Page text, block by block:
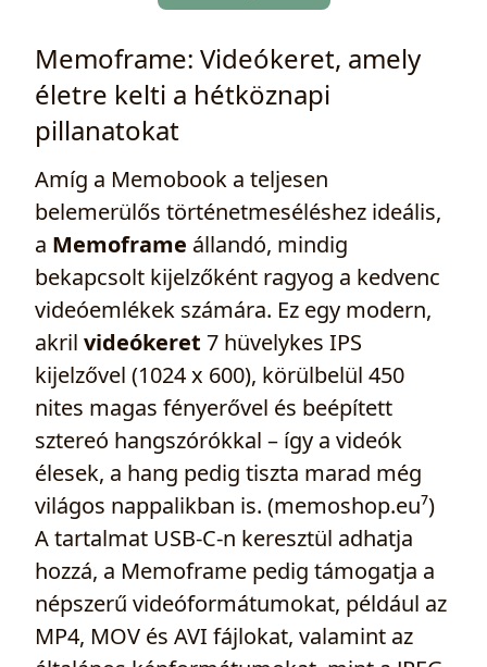
Memoframe: Videókeret, amely
életre kelti a hétköznapi
pillanatokat
Amíg a Memobook a teljesen
belemerülős történetmeséléshez ideális,
a Memoframe állandó, mindig
bekapcsolt kijelzőként ragyog a kedvenc
videóemlékek számára. Ez egy modern,
akril videókeret 7 hüvelykes IPS
kijelzővel (1024 x 600), körülbelül 450
nites magas fényerővel és beépített
sztereó hangszórókkal – így a videók
élesek, a hang pedig tiszta marad még
világos nappalikban is. (memoshop.eu⁷)
A tartalmat USB‑C-n keresztül adhatja
hozzá, a Memoframe pedig támogatja a
népszerű videóformátumokat, például az
MP4, MOV és AVI fájlokat, valamint az